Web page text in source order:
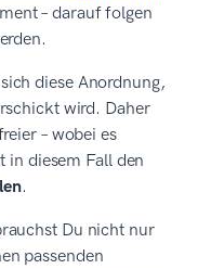
– darauf folgen
diese Anordnung,
wird. Daher
– wobei es
in diesem Fall den
.
Du nicht nur
passenden